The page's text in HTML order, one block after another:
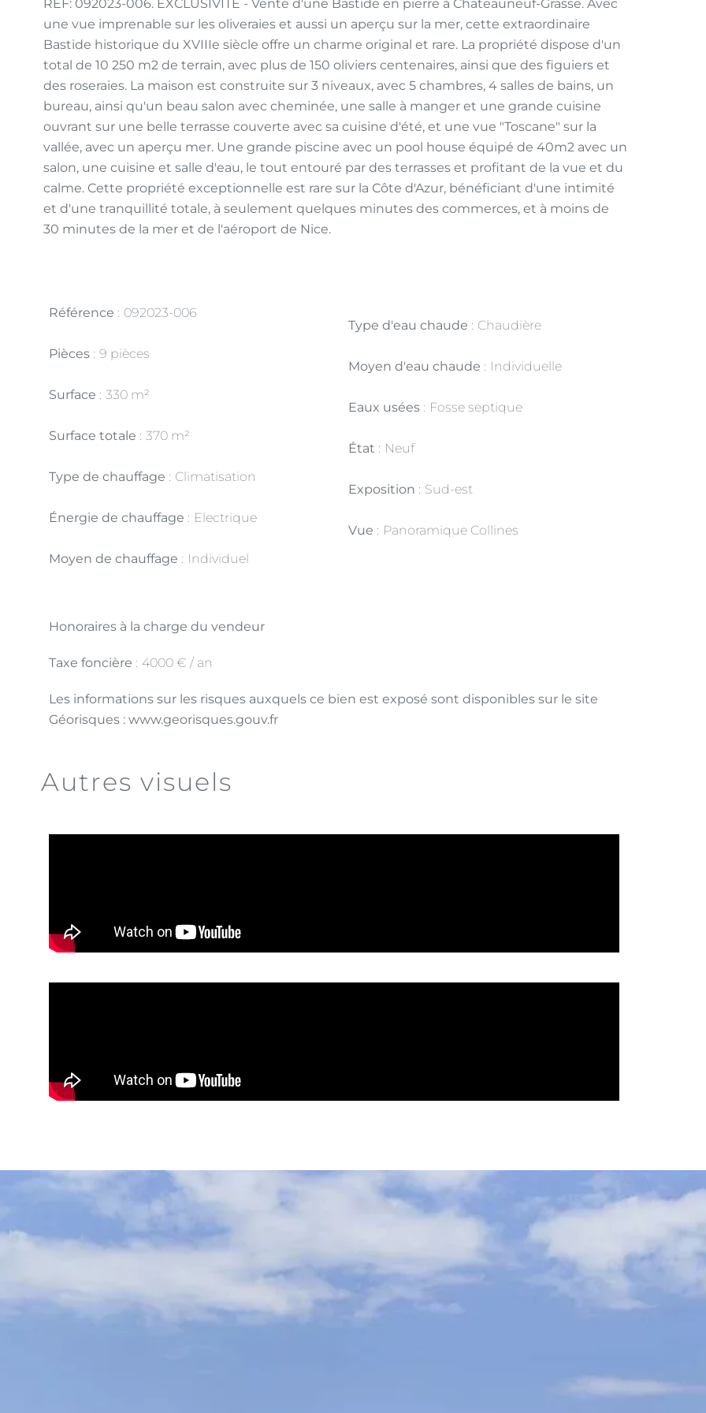
REF: 092023-006. EXCLUSIVITÉ - Vente d'une Bastide en pierre à Chateauneuf-Grasse. Avec
une vue imprenable sur les oliveraies et aussi un aperçu sur la mer, cette extraordinaire
Bastide historique du XVIIIe siècle offre un charme original et rare. La propriété dispose d'un
total de 10 250 m2 de terrain, avec plus de 150 oliviers centenaires, ainsi que des figuiers et
des roseraies. La maison est construite sur 3 niveaux, avec 5 chambres, 4 salles de bains, un
bureau, ainsi qu'un beau salon avec cheminée, une salle à manger et une grande cuisine
ouvrant sur une belle terrasse couverte avec sa cuisine d'été, et une vue "Toscane" sur la
vallée, avec un aperçu mer. Une grande piscine avec un pool house équipé de 40m2 avec un
salon, une cuisine et salle d'eau, le tout entouré par des terrasses et profitant de la vue et du
calme. Cette propriété exceptionnelle est rare sur la Côte d'Azur, bénéficiant d'une intimité
et d'une tranquillité totale, à seulement quelques minutes des commerces, et à moins de
30 minutes de la mer et de l'aéroport de Nice.
Référence 092023-006
Pièces 9 pièces
Surface 330 m²
Surface totale 370 m²
Type de chauffage Climatisation
Énergie de chauffage Electrique
Moyen de chauffage Individuel
Type d'eau chaude Chaudière
Moyen d'eau chaude Individuelle
Eaux usées Fosse septique
État Neuf
Exposition Sud-est
Vue Panoramique Collines
Honoraires à la charge du vendeur
Taxe foncière 4000 € / an
Les informations sur les risques auxquels ce bien est exposé sont disponibles sur le site
Géorisques : www.georisques.gouv.fr
Autres visuels